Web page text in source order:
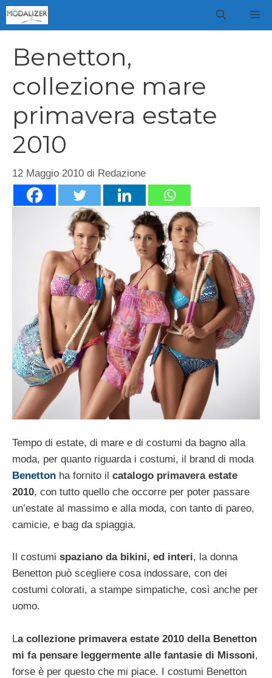
Vai
al
Benetton,
collezione mare
primavera estate
2010
12 Maggio 2010 di Redazione
Tempo di estate, di mare e di costumi da bagno alla
moda, per quanto riguarda i costumi, il brand di moda
Benetton ha fornito il catalogo primavera estate
2010, con tutto quello che occorre per poter passare
un’estate al massimo e alla moda, con tanto di pareo,
camicie, e bag da spiaggia.
Il costumi spaziano da bikini, ed interi, la donna
Benetton può scegliere cosa indossare, con dei
costumi colorati, a stampe simpatiche, così anche per
uomo.
La collezione primavera estate 2010 della Benetton
mi fa pensare leggermente alle fantasie di Missoni,
forse è per questo che mi piace. I costumi Benetton